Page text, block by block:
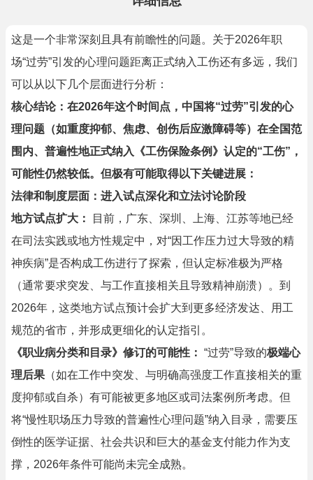
这是一个非常深刻且具有前瞻性的问题。关于2026年职
场“过劳”引发的心理问题距离正式纳入工伤还有多远，我们
可以从以下几个层面进行分析：
核心结论：在2026年这个时间点，中国将“过劳”引发的心
理问题（如重度抑郁、焦虑、创伤后应激障碍等）在全国范
围内、普遍性地正式纳入《工伤保险条例》认定的“工伤”，
可能性仍然较低。但极有可能取得以下关键进展：
法律和制度层面：进入试点深化和立法讨论阶段
地方试点扩大：
目前，广东、深圳、上海、江苏等地已经
在司法实践或地方性规定中，对“因工作压力过大导致的精
神疾病”是否构成工伤进行了探索，但认定标准极为严格
（通常要求突发、与工作直接相关且导致精神崩溃）。到
2026年，这类地方试点预计会扩大到更多经济发达、用工
规范的省市，并形成更细化的认定指引。
《职业病分类和目录》修订的可能性： “过劳”导致的极端心
理后果 （如在工作中突发、与明确高强度工作直接相关的重
度抑郁或自杀）有可能被更多地区或司法案例所考虑。但
将“慢性职场压力导致的普遍性心理问题”纳入目录，需要压
倒性的医学证据、社会共识和巨大的基金支付能力作为支
撑，2026年条件可能尚未完全成熟。